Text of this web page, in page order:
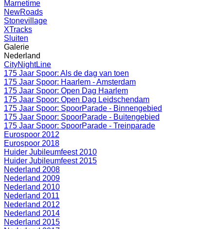
Marnetime
NewRoads
Stonevillage
XTracks
Sluiten
Galerie
Nederland
CityNightLine
175 Jaar Spoor: Als de dag van toen
175 Jaar Spoor: Haarlem - Amsterdam
175 Jaar Spoor: Open Dag Haarlem
175 Jaar Spoor: Open Dag Leidschendam
175 Jaar Spoor: SpoorParade - Binnengebied
175 Jaar Spoor: SpoorParade - Buitengebied
175 Jaar Spoor: SpoorParade - Treinparade
Eurospoor 2012
Eurospoor 2018
Huider Jubileumfeest 2010
Huider Jubileumfeest 2015
Nederland 2008
Nederland 2009
Nederland 2010
Nederland 2011
Nederland 2012
Nederland 2014
Nederland 2015